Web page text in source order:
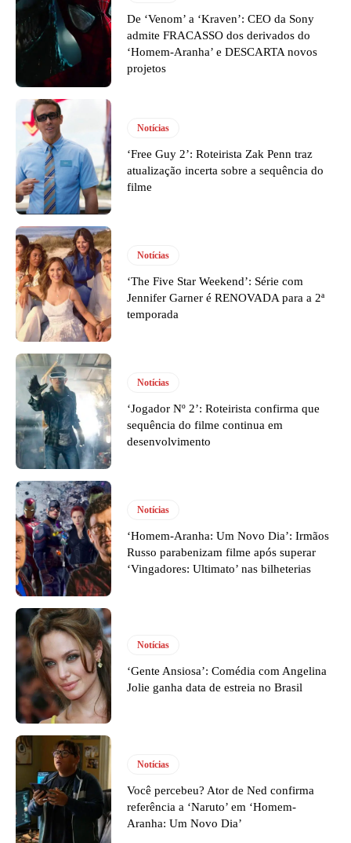
De ‘Venom’ a ‘Kraven’: CEO da Sony
admite FRACASSO dos derivados do
‘Homem-Aranha’ e DESCARTA novos
projetos
Notícias
‘Free Guy 2’: Roteirista Zak Penn traz
atualização incerta sobre a sequência do
filme
Notícias
‘The Five Star Weekend’: Série com
Jennifer Garner é RENOVADA para a 2ª
temporada
Notícias
‘Jogador Nº 2’: Roteirista confirma que
sequência do filme continua em
desenvolvimento
Notícias
‘Homem-Aranha: Um Novo Dia’: Irmãos
Russo parabenizam filme após superar
‘Vingadores: Ultimato’ nas bilheterias
Notícias
‘Gente Ansiosa’: Comédia com Angelina
Jolie ganha data de estreia no Brasil
Notícias
Você percebeu? Ator de Ned confirma
referência a ‘Naruto’ em ‘Homem-
Aranha: Um Novo Dia’